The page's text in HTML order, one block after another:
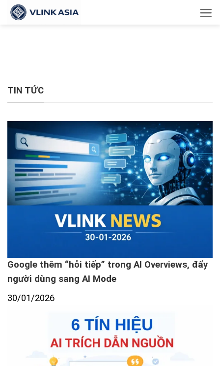
Bỏ
qua
TIN TỨC
Google thêm “hỏi tiếp” trong AI Overviews, đẩy
người dùng sang AI Mode
30/01/2026